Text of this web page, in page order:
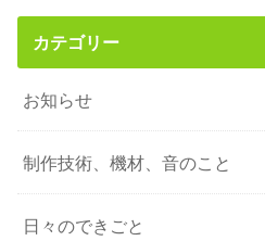
カテゴリー
お知らせ
制作技術、機材、音のこと
日々のできごと